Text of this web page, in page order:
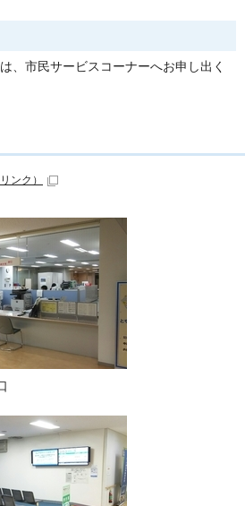
、市民サービスコーナーへお申し出く
ンク）